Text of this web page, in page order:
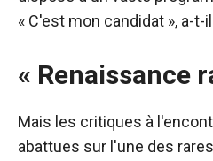
« C'est mon candidat », a-t-
« Renaissance
Mais les critiques à
abattues sur l'une des